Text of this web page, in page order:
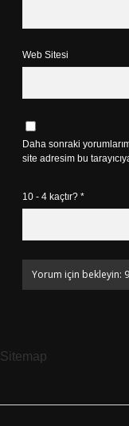
Web Sitesi
Daha sonraki
site adresim bu
10 - 4 kaçtır? *
Sitemap